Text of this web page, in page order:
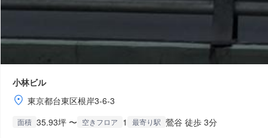
小林ビル
東京都台東区根岸3-6-3
面積 35.93坪 〜 空きフロア 1 最寄り駅 鶯谷 徒歩 3分